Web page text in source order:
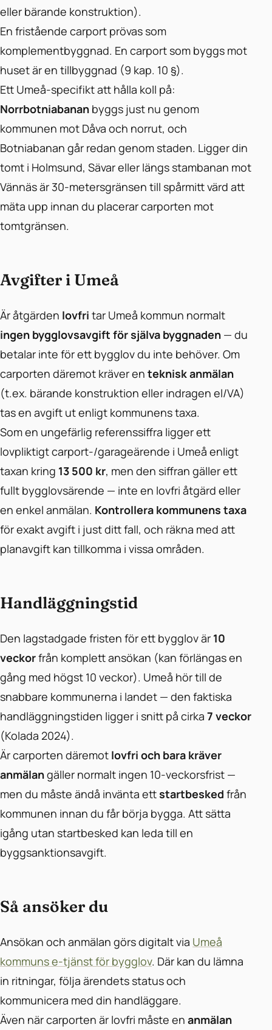
eller bärande konstruktion).
En fristående carport prövas som
komplementbyggnad. En carport som byggs mot
huset är en tillbyggnad (9 kap. 10 §).
Ett Umeå-specifikt att hålla koll på:
Norrbotniabanan byggs just nu genom
kommunen mot Dåva och norrut, och
Botniabanan går redan genom staden. Ligger din
tomt i Holmsund, Sävar eller längs stambanan mot
Vännäs är 30-metersgränsen till spårmitt värd att
mäta upp innan du placerar carporten mot
tomtgränsen.
Avgifter i Umeå
Är åtgärden lovfri tar Umeå kommun normalt
ingen bygglovsavgift för själva byggnaden — du
betalar inte för ett bygglov du inte behöver. Om
carporten däremot kräver en teknisk anmälan
(t.ex. bärande konstruktion eller indragen el/VA)
tas en avgift ut enligt kommunens taxa.
Som en ungefärlig referenssiffra ligger ett
lovpliktigt carport-/garageärende i Umeå enligt
taxan kring 13 500 kr, men den siffran gäller ett
fullt bygglovsärende — inte en lovfri åtgärd eller
en enkel anmälan. Kontrollera kommunens taxa
för exakt avgift i just ditt fall, och räkna med att
planavgift kan tillkomma i vissa områden.
Handläggningstid
Den lagstadgade fristen för ett bygglov är 10
veckorfrån komplett ansökan (kan förlängas en
gång med högst 10 veckor). Umeå hör till de
snabbare kommunerna i landet — den faktiska
handläggningstiden ligger i snitt på cirka 7 veckor
(Kolada 2024).
Är carporten däremot lovfri och bara kräver
anmälangäller normalt ingen 10-veckorsfrist —
men du måste ändå invänta ettstartbesked från
kommunen innan du får börja bygga. Att sätta
igång utan startbesked kan leda till en
byggsanktionsavgift.
Så ansöker du
Ansökan och anmälan görs digitalt via Umeå
kommuns e-tjänst för bygglov. Där kan du lämna
in ritningar, följa ärendets status och
kommunicera med din handläggare.
Även när carporten är lovfri måste en anmälan